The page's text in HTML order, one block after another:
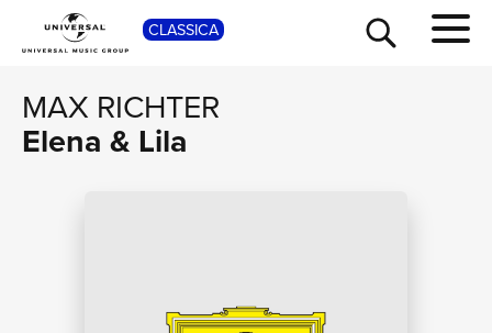
CLASSICA
MAX RICHTER
Elena & Lila
SHOP